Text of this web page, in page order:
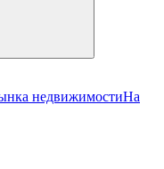
недвижимостиНа